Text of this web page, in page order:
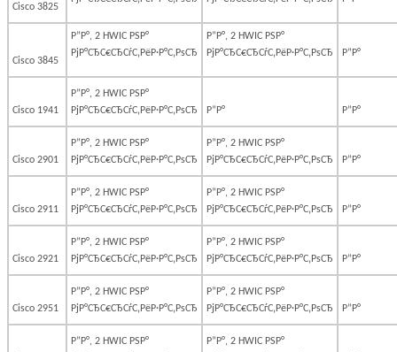
Cisco 3825
Cisco 3845
Р”Р°, 2 HWIC РЅР°
РјР°СЂС€СЂСѓС‚РёР·Р°С‚РѕСЂ
Р”Р°, 2 HWIC РЅР°
РјР°СЂС€СЂСѓС‚РёР·Р°С‚РѕСЂ
Р”Р°
Cisco 1941
Р”Р°, 2 HWIC РЅР°
РјР°СЂС€СЂСѓС‚РёР·Р°С‚РѕСЂ
Р”Р° Р”Р°
Cisco 2901
Р”Р°, 2 HWIC РЅР°
РјР°СЂС€СЂСѓС‚РёР·Р°С‚РѕСЂ
Р”Р°, 2 HWIC РЅР°
РјР°СЂС€СЂСѓС‚РёР·Р°С‚РѕСЂ
Р”Р°
Cisco 2911
Р”Р°, 2 HWIC РЅР°
РјР°СЂС€СЂСѓС‚РёР·Р°С‚РѕСЂ
Р”Р°, 2 HWIC РЅР°
РјР°СЂС€СЂСѓС‚РёР·Р°С‚РѕСЂ
Р”Р°
Cisco 2921
Р”Р°, 2 HWIC РЅР°
РјР°СЂС€СЂСѓС‚РёР·Р°С‚РѕСЂ
Р”Р°, 2 HWIC РЅР°
РјР°СЂС€СЂСѓС‚РёР·Р°С‚РѕСЂ
Р”Р°
Cisco 2951
Р”Р°, 2 HWIC РЅР°
РјР°СЂС€СЂСѓС‚РёР·Р°С‚РѕСЂ
Р”Р°, 2 HWIC РЅР°
РјР°СЂС€СЂСѓС‚РёР·Р°С‚РѕСЂ
Р”Р°
Р”Р°, 2 HWIC РЅР°
Р”Р°, 2 HWIC РЅР°